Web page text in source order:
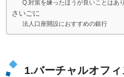
Q.対策を練ったほうが良いことはあ
さいごに
法人口座開設におすすめの銀行
1.バーチャルオフ